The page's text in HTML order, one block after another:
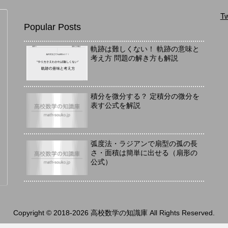
Popular Posts
軌跡は難しくない！ 軌跡の意味と
考え方 問題の解き方も解説
積分を微分する？ 定積分の微分を
表す公式を解説
弧度法・ラジアンで扇型の孤の長
さ・面積は簡単に出せる（扇形の
公式）
Copyright © 2018-2026 高校数学の知識庫 All Rights Reserved.